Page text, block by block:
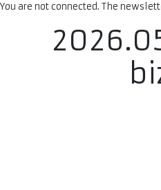
You are not connected. The